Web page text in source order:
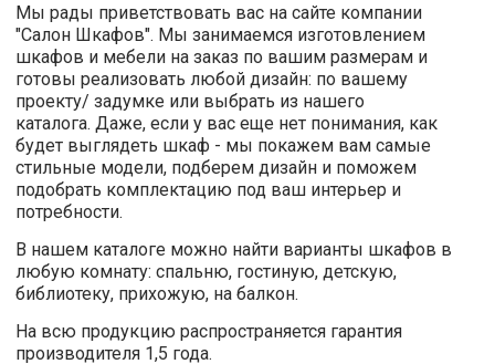
Мы рады приветствовать вас на сайте компании
"Салон Шкафов". Мы занимаемся изготовлением
шкафов и мебели на заказ по вашим размерам и
готовы реализовать любой дизайн: по вашему
проекту/ задумке или выбрать из нашего
каталога. Даже, если у вас еще нет понимания, как
будет выглядеть шкаф - мы покажем вам самые
стильные модели, подберем дизайн и поможем
подобрать комплектацию под ваш интерьер и
потребности.
В нашем каталоге можно найти варианты шкафов в
любую комнату: спальню, гостиную, детскую,
библиотеку, прихожую, на балкон.
На всю продукцию распространяется гарантия
производителя 1,5 года.